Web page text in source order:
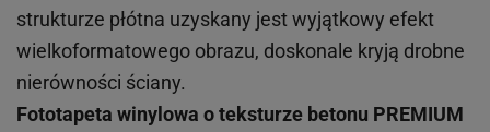
strukturze płótna uzyskany jest wyjątkowy efekt
wielkoformatowego obrazu, doskonale kryją drobne
nierówności ściany.
Fototapeta winylowa oteksturze betonu PREMIUM